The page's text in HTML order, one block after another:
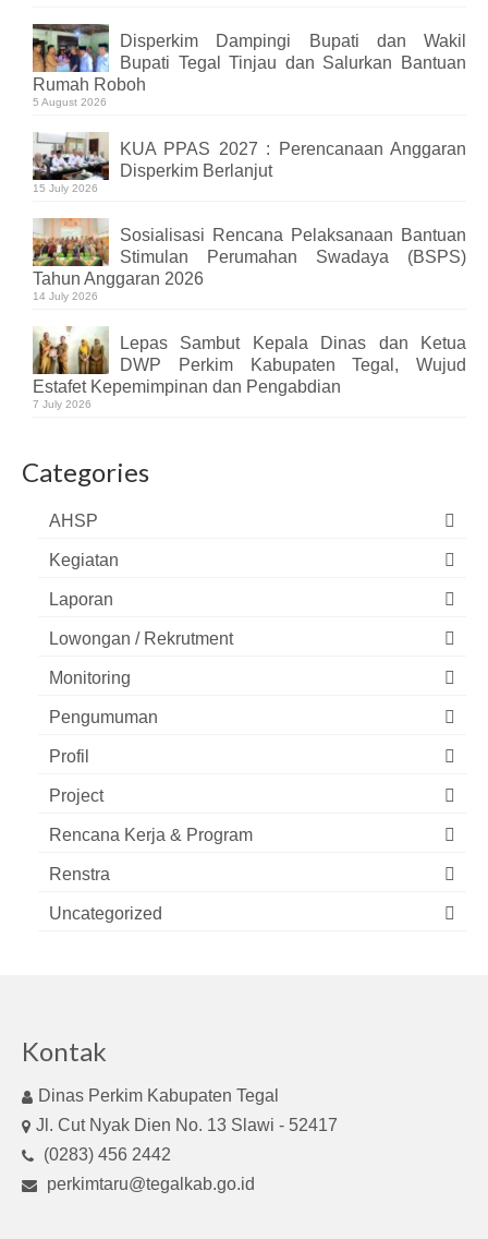
Disperkim Dampingi Bupati dan Wakil
Bupati Tegal Tinjau dan Salurkan Bantuan
Rumah Roboh
5 August 2026
KUA PPAS 2027 : Perencanaan Anggaran
Disperkim Berlanjut
15 July 2026
Sosialisasi Rencana Pelaksanaan Bantuan
Stimulan Perumahan Swadaya (BSPS)
Tahun Anggaran 2026
14 July 2026
Lepas Sambut Kepala Dinas dan Ketua
DWP Perkim Kabupaten Tegal, Wujud
Estafet Kepemimpinan dan Pengabdian
7 July 2026
Categories
AHSP
Kegiatan
Laporan
Lowongan / Rekrutment
Monitoring
Pengumuman
Profil
Project
Rencana Kerja & Program
Renstra
Uncategorized
Kontak
Dinas Perkim Kabupaten Tegal
Jl. Cut Nyak Dien No. 13 Slawi - 52417
(0283) 456 2442
perkimtaru@tegalkab.go.id